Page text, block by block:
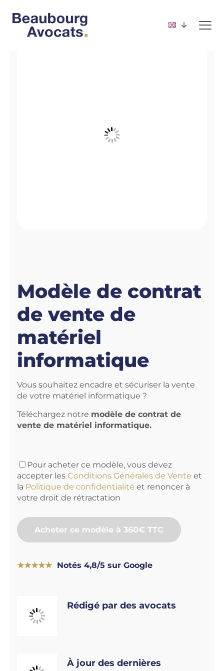
Modèle de contrat
de vente de
matériel
informatique
Vous souhaitez encadre et sécuriser la vente
de votre matériel informatique ?
Téléchargez notre modèle de contrat de
vente de matériel informatique.
Pour acheter ce modèle, vous devez
accepter les Conditions Générales de Vente et
la Politique de confidentialité et renoncer à
votre droit de rétractation
Acheter ce modèle à 360€ TTC
★★★★★ Notés 4,8/5 sur Google
Rédigé par des avocats
À jour des dernières